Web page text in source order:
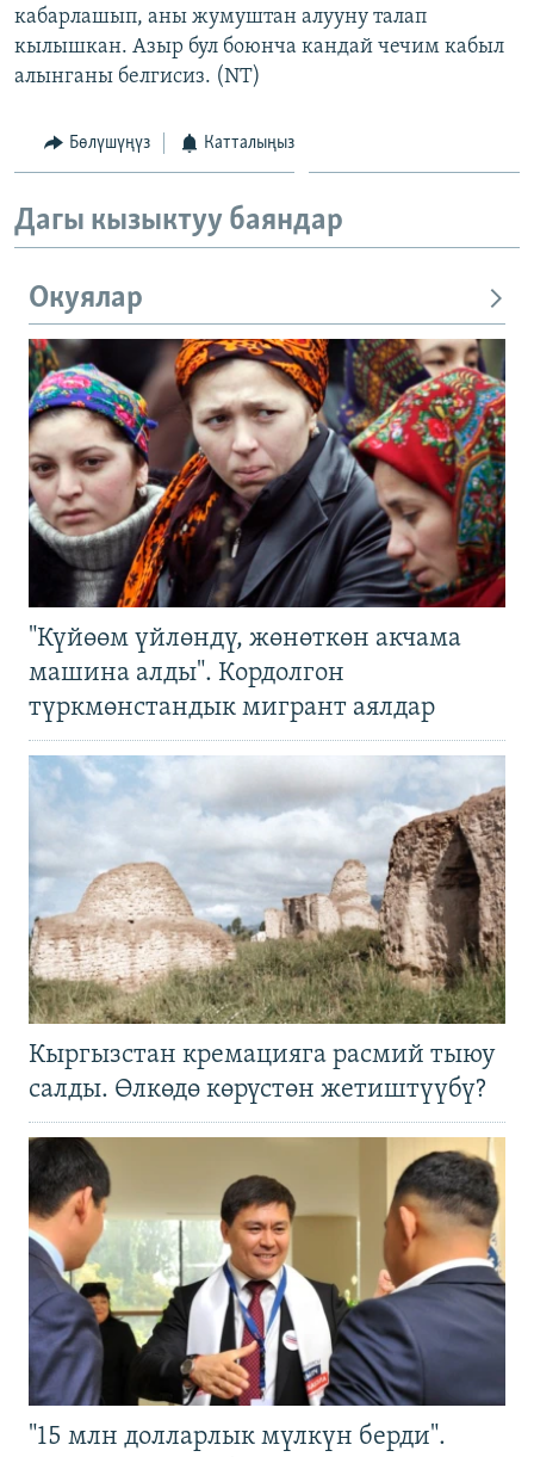
кабарлашып, аны жумуштан алууну талап
кылышкан. Азыр бул боюнча кандай чечим кабыл
алынганы белгисиз. (NT)
Бөлүшүңүз Катталыңыз
Дагы кызыктуу баяндар
Окуялар
"Күйөөм үйлөндү, жөнөткөн акчама
машина алды". Кордолгон
түркмөнстандык мигрант аялдар
Кыргызстан кремацияга расмий тыюу
салды. Өлкөдө көрүстөн жетиштүүбү?
"15 млн долларлык мүлкүн берди".